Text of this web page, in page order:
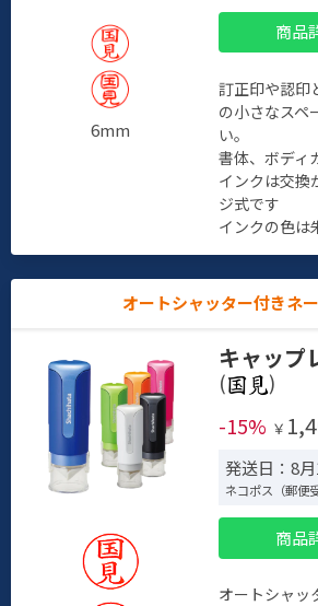
6mm
商品
訂正印や認印
の小さなスペ
い。
書体、ボディ
インクは交換
ジ式です
インクの色は
オートシャッター付きネ
キャップ
(
)
-15% ￥
発送日：8
ネコポス（郵便
商品
オートシャッ